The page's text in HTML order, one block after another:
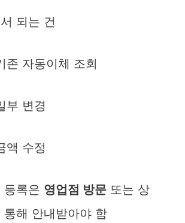
되는 건
존 자동이체 조회
부 변경
액 수정
등록은 영업점 방문 또는 상
통해 안내받아야 함